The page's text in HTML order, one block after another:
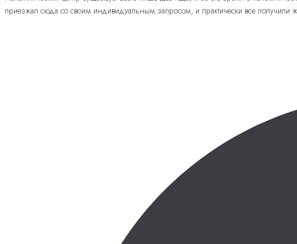
приезжал сюда со своим индивидуальным запросом, и практически все получили